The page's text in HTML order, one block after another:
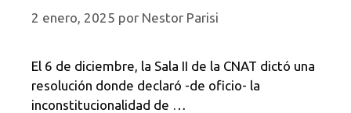
2 enero, 2025 por Nestor Parisi
El 6 de diciembre, la Sala II de la CNAT dictó una
resolución donde declaró -de oficio- la
inconstitucionalidad de …